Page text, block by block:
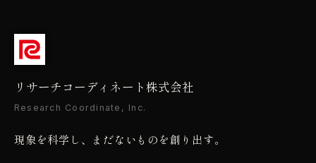
リサーチコーディネート株式会社
Research Coordinate, Inc.
現象を科学し、まだないものを創り出す。